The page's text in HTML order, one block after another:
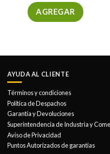
AGREGAR
múltiples
Las
pueden
elegir
en
la
página
AYUDA AL CLIENTE
Términos y condiciones
Política de Despachos
Garantía y Devoluciones
Superintendencia de Industria y
Aviso de Privacidad
Puntos Autorizados de garantias